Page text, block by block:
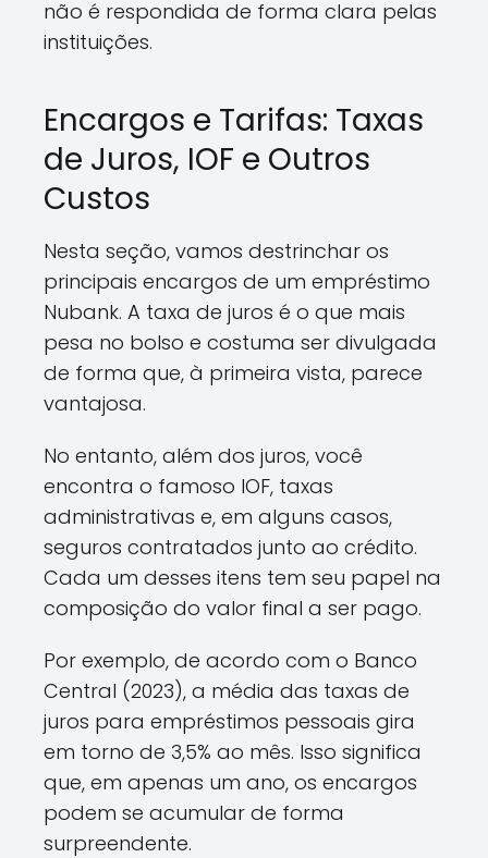
não é respondida de forma clara pelas
instituições.
Encargos e Tarifas: Taxas
de Juros, IOF e Outros
Custos
Nesta seção, vamos destrinchar os
principais encargos de um empréstimo
Nubank. A taxa de juros é o que mais
pesa no bolso e costuma ser divulgada
de forma que, à primeira vista, parece
vantajosa.
No entanto, além dos juros, você
encontra o famoso IOF, taxas
administrativas e, em alguns casos,
seguros contratados junto ao crédito.
Cada um desses itens tem seu papel na
composição do valor final a ser pago.
Por exemplo, de acordo com o Banco
Central (2023), a média das taxas de
juros para empréstimos pessoais gira
em torno de 3,5% ao mês. Isso significa
que, em apenas um ano, os encargos
podem se acumular de forma
surpreendente.